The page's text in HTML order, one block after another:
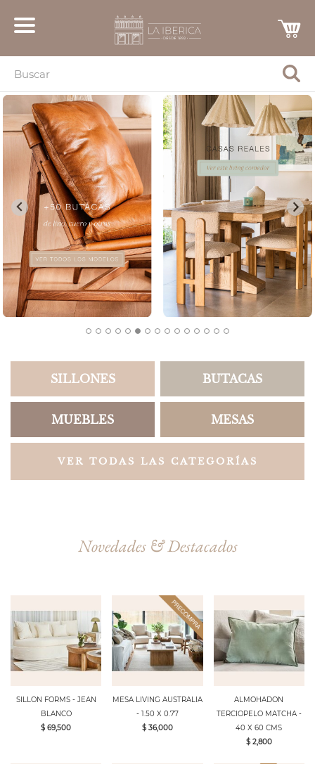
SILLONES BUTACAS
MUEBLES MESAS
VER TODAS LAS CATEGORÍAS
Novedades & Destacados
SILLON FORMS - JEAN
BLANCO
$ 69,500
MESA LIVING AUSTRALIA
- 1.50 X 0.77
$ 36,000
ALMOHADON
TERCIOPELO MATCHA -
40 X 60 CMS
$ 2,800